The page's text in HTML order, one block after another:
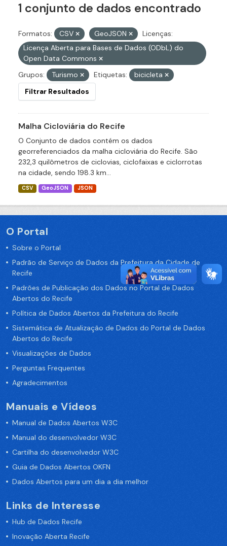
1 conjunto de dados encontrado
Formatos: CSV GeoJSON
Licenças:
Licença Aberta para Bases de Dados (ODbL) do
Open Data Commons
Grupos:
Turismo Etiquetas:
bicicleta
Filtrar Resultados
Malha Cicloviária do Recife
O Conjunto de dados contém os dados
georreferenciados da malha cicloviária do Recife. São
232,3 quilômetros de ciclovias, ciclofaixas e ciclorrotas
na cidade, sendo 198.3 km...
CSV GeoJSON JSON
O Portal
Sobre o Portal
Padrão de Serviço de Dados da Prefeitura da Cidade de
Recife
Padrões de Publicação dos Dados no Portal de Dados
Abertos do Recife
Política de Dados Abertos da Prefeitura do Recife
Sistemática de Atualização de Dados do Portal de Dados
Abertos do Recife
Visualizações de Dados
Perguntas Frequentes
Agradecimentos
Manuais e Vídeos
Manual de Dados Abertos W3C
Manual do desenvolvedor W3C
Cartilha do desenvolvedor W3C
Guia de Dados Abertos OKFN
Dados Abertos para um dia a dia melhor
Links de Interesse
Hub de Dados Recife
Inovação Aberta Recife